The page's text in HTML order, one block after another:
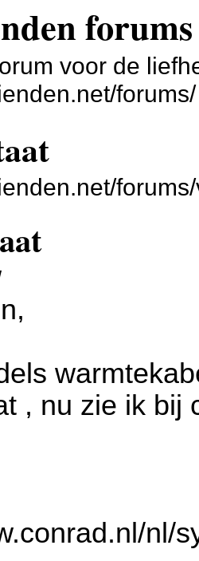
forums
voor de
forums/
, nu zie ik bij
nl/